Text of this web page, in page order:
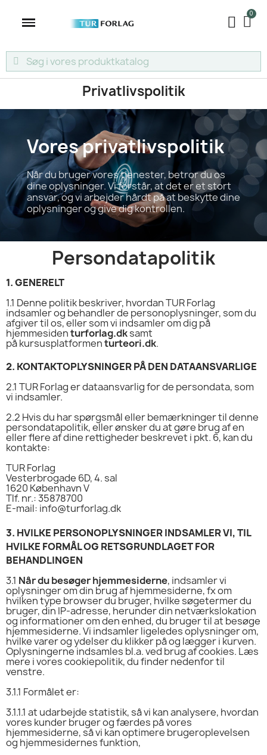
Privatlivspolitik
Vores privatlivspolitik
Når du bruger vores tjenester, betror du os
dine oplysninger. Vi forstår, at det er et stort
ansvar, og vi arbejder hårdt på at beskytte dine
oplysninger og give dig kontrollen.
Persondatapolitik
1.GENERELT
1.1 Denne politik beskriver, hvordan TUR Forlag
indsamler og behandler de personoplysninger, som du
afgiver til os, eller som vi indsamler om dig på
hjemmesidenturforlag.dksamt
påkursusplatformenturteori.dk.
2. KONTAKTOPLYSNINGER PÅ DEN DATAANSVARLIGE
2.1 TUR Forlag er dataansvarlig for de persondata, som
vi indsamler.
2.2 Hvis du har spørgsmål eller bemærkninger til denne
persondatapolitik, eller ønsker du at gøre brug af en
eller flere af dine rettigheder beskrevet i pkt. 6, kan du
kontakte:
TUR Forlag
Vesterbrogade 6D, 4. sal
1620 København V
Tlf. nr.: 35878700
E-mail: info@turforlag.dk
3. HVILKE PERSONOPLYSNINGER INDSAMLER VI, TIL
HVILKE FORMÅL OG RETSGRUNDLAGET FOR
BEHANDLINGEN
3.1 Når du besøger hjemmesiderne, indsamler vi
oplysninger om din brug af hjemmesiderne, fx om
hvilken type browser du bruger, hvilke søgetermer du
bruger, din IP-adresse, herunder din netværkslokation
og informationer om den enhed, du bruger til at besøge
hjemmesiderne. Vi indsamler ligeledes oplysninger om,
hvilke varer og ydelser du klikker på og lægger i kurven.
Oplysningerne indsamles bl.a. ved brug af cookies. Læs
mere i vores cookiepolitik, du finder nedenfor til
venstre.
3.1.1 Formålet er:
3.1.1.1 at udarbejde statistik, så vi kan analysere, hvordan
vores kunder bruger og færdes på vores
hjemmesiderne, så vi kan optimere brugeroplevelsen
og hjemmesidernes funktion,